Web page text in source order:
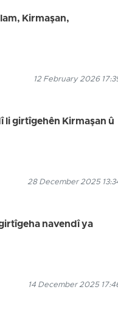
Kirmaşan,
12 February 2026
li girtîgehên Kirmaşan û
28 December 2025
navendî ya
14 December 2025